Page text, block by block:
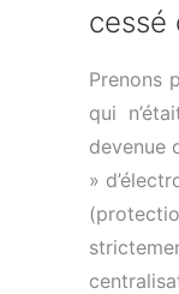
cessé
Prenons
qui
devenue
»